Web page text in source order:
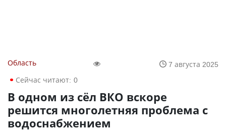
Область
7 августа 2025
Сейчас читают: 0
В одном из сёл ВКО вскоре
решится многолетняя проблема с
водоснабжением